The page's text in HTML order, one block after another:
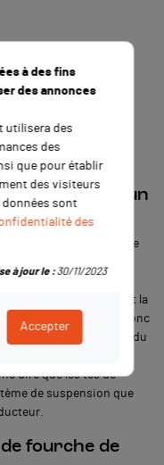
fourche sur un
Les tés de fourche
accueille les
le té inférieur sert de
axe de direction permet la
tés de fourche font donc
responsables du
que le té inférieur
dire que les tés de
de suspension que
fourche de
à des fins
des annonces
utilisera des
des
que pour établir
des visiteurs
données sont
des
Accepter
à jour le :30/11/2023